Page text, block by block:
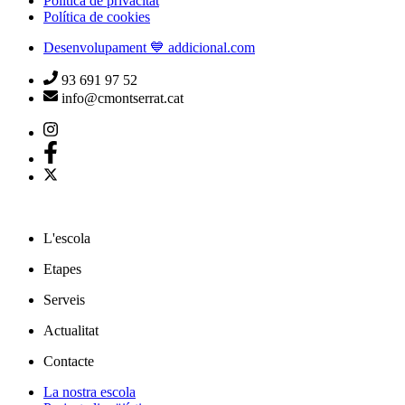
Política de cookies
Desenvolupament 💙 addicional.com
93 691 97 52
info@cmontserrat.cat
L'escola
Etapes
Serveis
Actualitat
Contacte
La nostra escola